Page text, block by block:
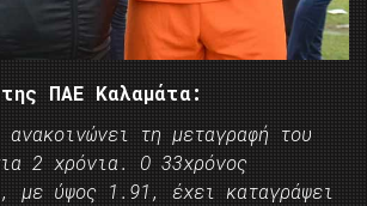
ΠΑΕ Καλαμάτα:
τη μεταγραφή του
2 χρόνια. Ο 33χρόνος
με ύψος 1.91, έχει καταγράψει